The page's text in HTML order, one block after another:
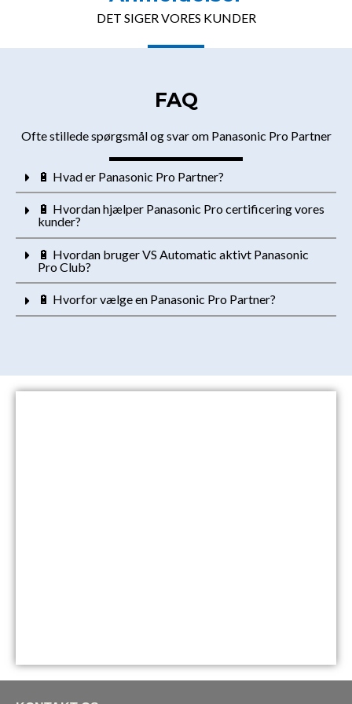
DET SIGER VORES KUNDER
FAQ
Ofte stillede spørgsmål og svar om Panasonic Pro Partner
🔋 Hvad er Panasonic Pro Partner?
🔋 Hvordan hjælper Panasonic Pro certificering vores
kunder?
🔋 Hvordan bruger VS Automatic aktivt Panasonic
Pro Club?
🔋 Hvorfor vælge en Panasonic Pro Partner?